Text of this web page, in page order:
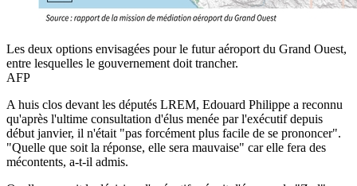
Les deux options envisagées pour le futur aéroport du Grand Ouest,
entre lesquelles le gouvernement doit trancher.
AFP
A huis clos devant les députés LREM, Edouard Philippe a reconnu
qu'après l'ultime consultation d'élus menée par l'exécutif depuis
début janvier, il n'était "pas forcément plus facile de se prononcer".
"Quelle que soit la réponse, elle sera mauvaise" car elle fera des
mécontents, a-t-il admis.